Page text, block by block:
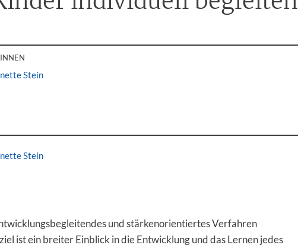
Stein
Stein
und stärkenorientiertes Verfahren
ist ein breiter Einblick in die Entwicklung und das Lernen jedes